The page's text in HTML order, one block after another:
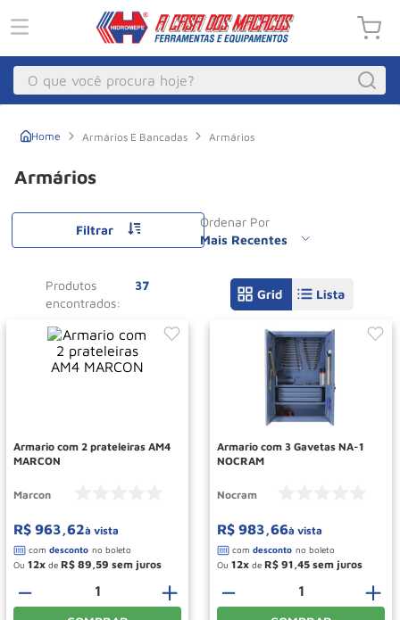
O que você procura hoje?
Armários E Bancadas Armários
Armários
Ordenar Por
Mais Recentes
Filtrar
37
Produtos
Armario com 2 prateleiras AM4
MARCON
Marcon
R$ 963,62à vista
Ou 12 de R$ 89,59
＋
－
Armario com 3 Gavetas NA-1
NOCRAM
Nocram
R$ 983,66à vista
Ou 12 de R$ 91,45
＋
－
1 º Macacos
Macaco Jacare
Talha Eletrica
Talha